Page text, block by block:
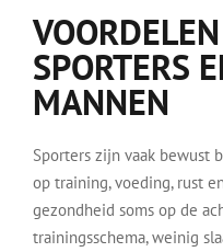
SPORTERS
MANNEN
Sporters zijn vaak bewust
op training, voeding, rust
gezondheid soms op de
trainingsschema, weinig